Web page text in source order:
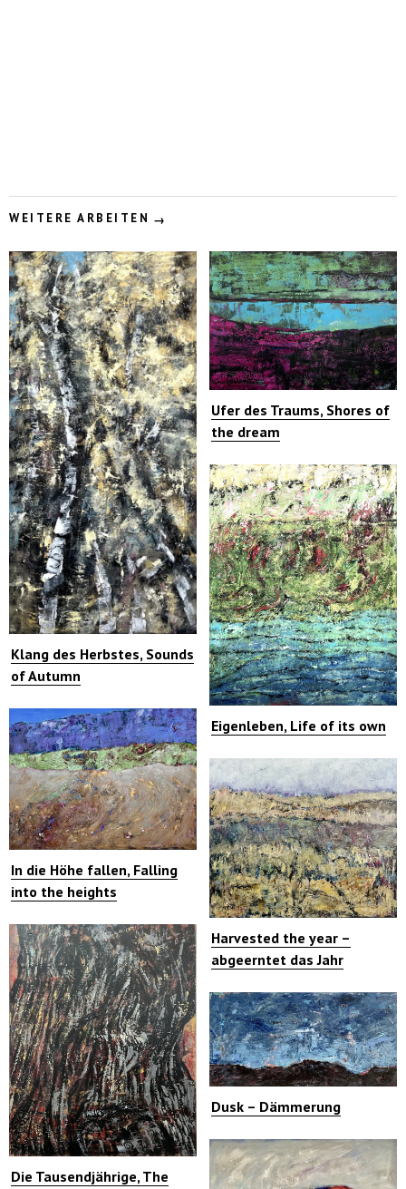
WEITERE ARBEITEN
Klang des Herbstes, Sounds
of Autumn
Ufer des Traums, Shores of
the dream
In die Höhe fallen, Falling
into the heights
Eigenleben, Life of its own
Die Tausendjährige, The
Harvested the year –
abgeerntet das Jahr
Dusk – Dämmerung